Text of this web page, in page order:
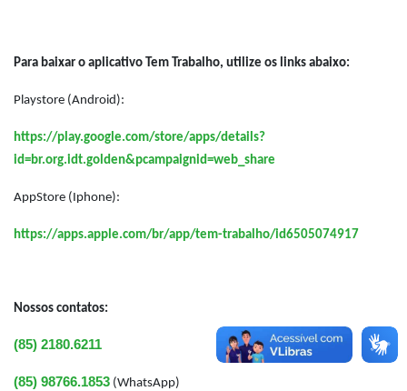
Para baixar o aplicativo Tem Trabalho, utilize os links abaixo:
Playstore (Android):
https://play.google.com/store/apps/details?
id=br.org.idt.golden&pcampaignid=web_share
AppStore (Iphone):
https://apps.apple.com/br/app/tem-trabalho/id6505074917
Nossos contatos:
(85) 2180.6211
(85) 98766.1853 (WhatsApp)